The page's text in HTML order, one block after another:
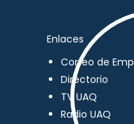
Enlaces
Correo de
Directorio
TV UAQ
Radio UAQ